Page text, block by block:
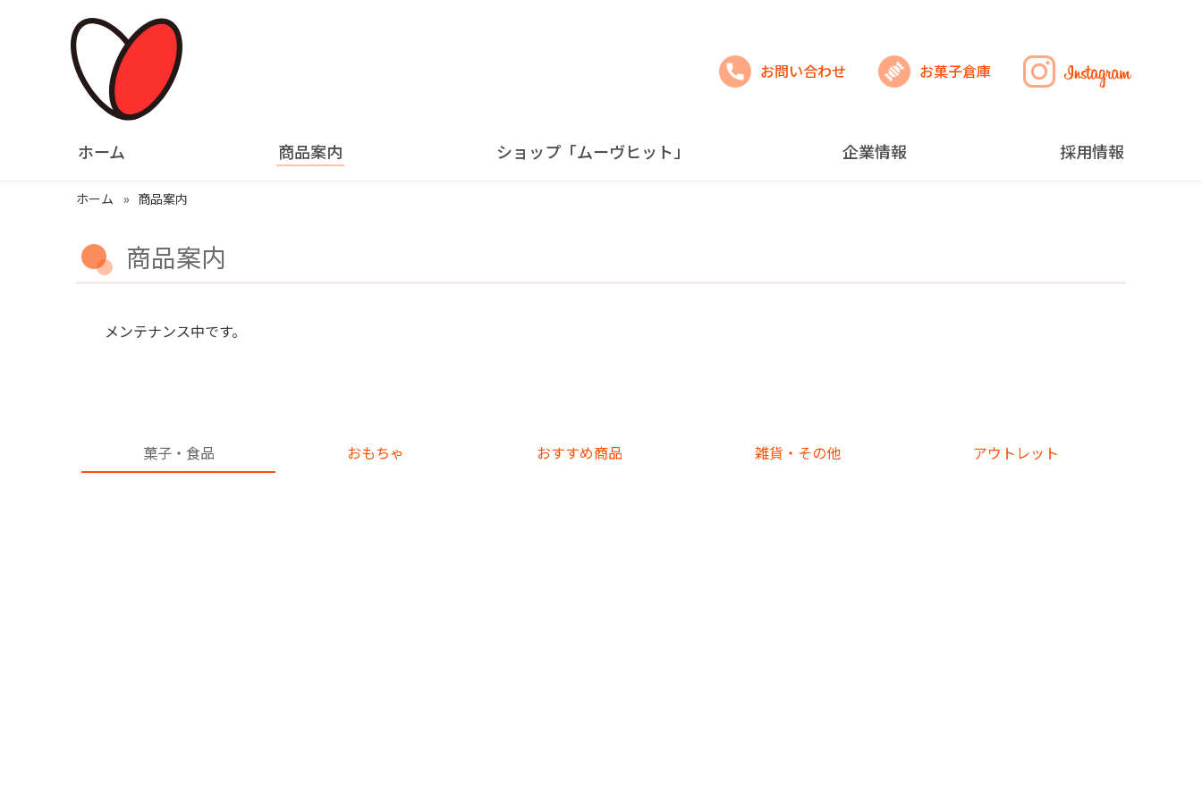
お問い合わせ お菓子倉庫
ホーム 商品案内 ショップ「ムーヴヒット」 企業情報 採用情報
ホーム 商品案内
商品案内
メンテナンス中です。
菓子・ 食品 おもちゃ おすすめ商品 雑貨 ・ その他 アウト レット